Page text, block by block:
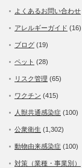
よくあるお問い合わせ
アレルギーガイド (16)
ブログ (19)
ペット (28)
リスク管理 (65)
ワクチン (415)
人獣共通感染症 (100)
公衆衛生 (1,302)
動物由来感染症 (100)
対策（業種・事業別）